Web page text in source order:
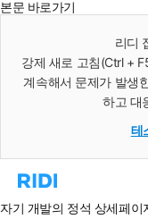
본문 바로가기
리디
강제 새로 고침(Ctrl +
계속해서 문제가 발생
하고 대
테
리
홈
자기 개발의 정석 상세페이